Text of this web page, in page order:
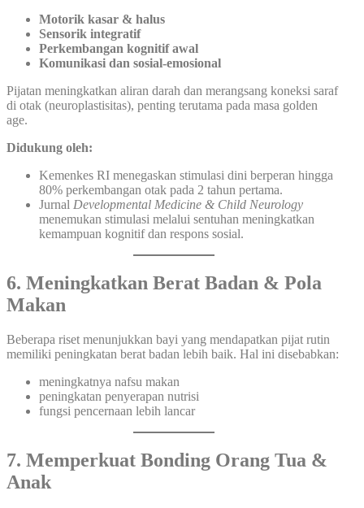
Motorik kasar & halus
Sensorik integratif
Perkembangan kognitif awal
Komunikasi dan sosial-emosional
Pijatan meningkatkan aliran darah dan merangsang koneksi saraf
di otak (neuroplastisitas), penting terutama pada masa golden
age.
Didukung oleh:
Kemenkes RI menegaskan stimulasi dini berperan hingga
80% perkembangan otak pada 2 tahun pertama.
Jurnal Developmental Medicine & Child Neurology
menemukan stimulasi melalui sentuhan meningkatkan
kemampuan kognitif dan respons sosial.
6. Meningkatkan Berat Badan & Pola
Makan
Beberapa riset menunjukkan bayi yang mendapatkan pijat rutin
memiliki peningkatan berat badan lebih baik. Hal ini disebabkan:
meningkatnya nafsu makan
peningkatan penyerapan nutrisi
fungsi pencernaan lebih lancar
7. Memperkuat Bonding Orang Tua &
Anak